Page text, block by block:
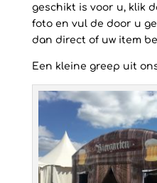
geschikt is voor u, klik
foto en vul de door u
dan direct of uw item
Een kleine greep uit